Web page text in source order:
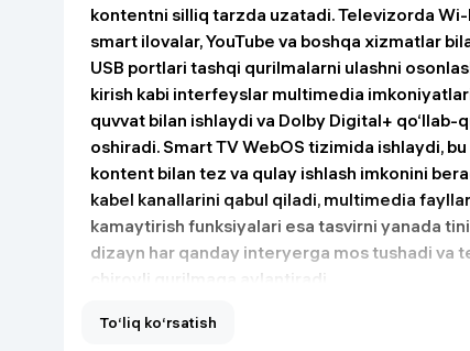
Qurilish va ta'mirlash
Zargarlik mahsulotlari
Uy uchun tovarlar
Uy va bog‘
Kanselyariya
kontentni silliq tarzda uzatadi. Televizorda
smart ilovalar, YouTube va boshqa xizmatlar
USB portlari tashqi qurilmalarni ulashni
kirish kabi interfeyslar multimedia
quvvat bilan ishlaydi va Dolby Digital+
oshiradi. Smart TV WebOS tizimida ishlaydi,
kontent bilan tez va qulay ishlash imkonini
kabel kanallarini qabul qiladi, multimedia
kamaytirish funksiyalari esa tasvirni yanada
dizayn har qanday interyerga mos tushadi va
chiroyli qurilmaga aylantiradi.
To‘liq ko‘rsatish